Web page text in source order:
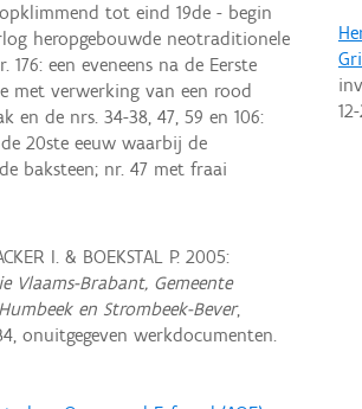
tot eind 19de - begin
heropgebouwde neotraditionele
176: een eveneens na de Eerste
met verwerking van een rood
de nrs. 34-38, 47, 59 en 106:
20ste eeuw waarbij de
baksteen; nr. 47 met fraai
I. & BOEKSTAL P. 2005:
Brabant, Gemeente
en Strombeek-Bever,
onuitgegeven werkdocumenten.